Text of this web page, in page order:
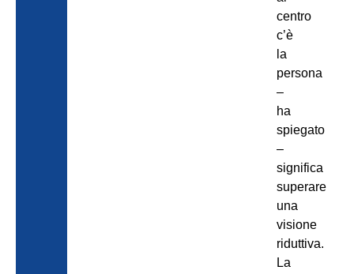
centro
c’è
la
persona
–
ha
spiegato
–
significa
superare
una
visione
riduttiva.
La